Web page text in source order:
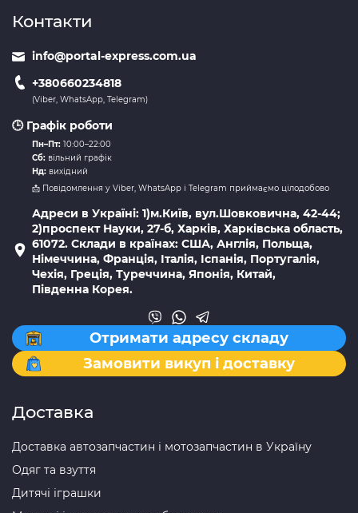
Контакти
info@portal-express.com.ua
+380660234818
(Viber, WhatsApp, Telegram)
🕒 Графік роботи
Пн–Пт: 10:00–22:00
Сб: вільний графік
Нд: вихідний
📩 Повідомлення у Viber, WhatsApp і Telegram приймаємо цілодобово
Адреси в Україні: 1)м.Київ, вул.Шовковична, 42-44;
2)проспект Науки, 27-б, Харків, Харківська область,
61072. Склади в країнах: США, Англія, Польща,
Німеччина, Франція, Італія, Іспанія, Португалія,
Чехія, Греція, Туреччина, Японія, Китай,
Південна Корея.
Отримати адресу складу
Замовити викуп і доставку
Доставка
Доставка автозапчастин і мотозапчастин в Україну
Одяг та взуття
Дитячі іграшки